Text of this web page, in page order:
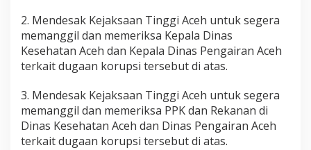
2. Mendesak Kejaksaan Tinggi Aceh untuk segera
memanggil dan memeriksa Kepala Dinas
Kesehatan Aceh dan Kepala Dinas Pengairan Aceh
terkait dugaan korupsi tersebut di atas.
3. Mendesak Kejaksaan Tinggi Aceh untuk segera
memanggil dan memeriksa PPK dan Rekanan di
Dinas Kesehatan Aceh dan Dinas Pengairan Aceh
terkait dugaan korupsi tersebut di atas.